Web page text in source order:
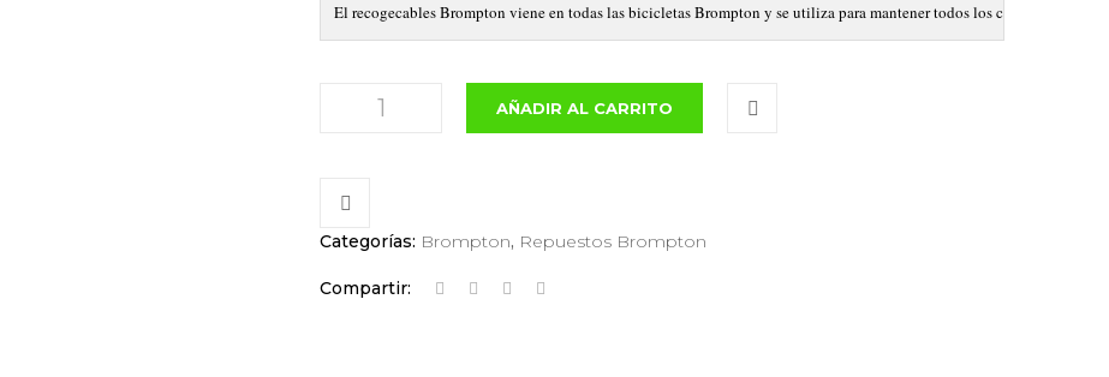
El recogecables Brompton viene en todas las bicicletas Brompton y se utiliza para mantener todos los cables
CABLES
AÑADIR AL CARRITO
Categorías: Brompton, Repuestos Brompton
Compartir: